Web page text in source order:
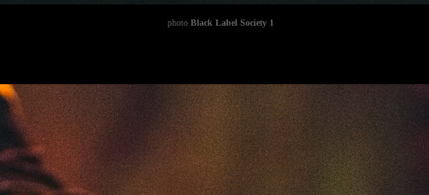
photo Black Label Society 1